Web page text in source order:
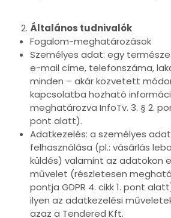
Általános tudnivalók
Fogalom-meghatározások
Személyes adat: egy
e-mail címe, telefonszáma,
minden – akár közvetett
kapcsolatba hozható
meghatározva InfoTv. 3. § 2.
pont alatt).
Adatkezelés: a személyes
felhasználása (pl.: vásárlás
küldés) valamint az adatokon
művelet (részletesen
pontja GDPR 4. cikk 1. pont
ilyen az adatkezelési
azaz a Tendered Kft.